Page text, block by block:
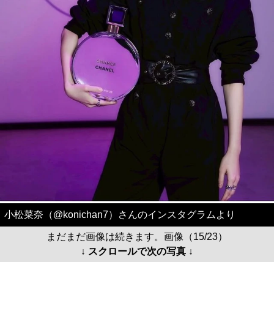
小松菜奈（@konichan7）さんのインスタグラムより
まだまだ画像は続きます。画像（15/23）
↓ スクロールで次の写真 ↓